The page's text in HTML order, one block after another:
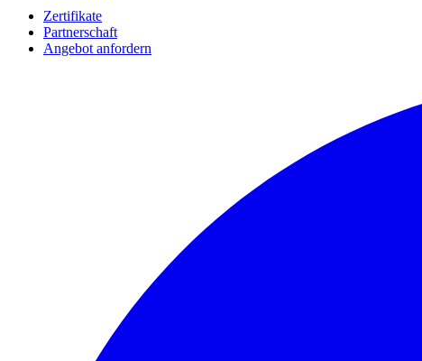
Zertifikate
Partnerschaft
Angebot anfordern